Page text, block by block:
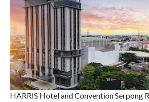
HARRIS Hotel and Convention Serpong